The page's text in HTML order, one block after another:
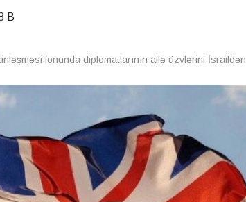
B
fonunda diplomatlarının ailə üzvlərini